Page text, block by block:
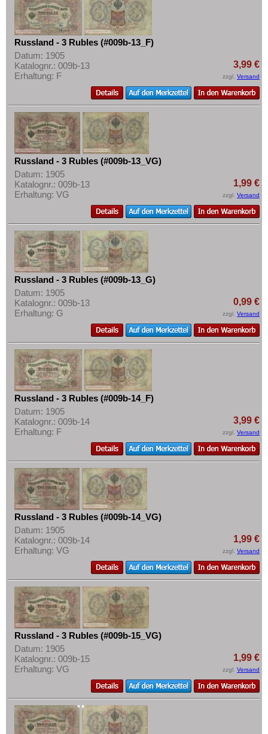
Russland - 3 Rubles (#009b-13_F)
Datum: 1905
Katalognr.: 009b-13
Erhaltung: F
3,99 €
zzgl. Versand
Russland - 3 Rubles (#009b-13_VG)
Datum: 1905
Katalognr.: 009b-13
Erhaltung: VG
1,99 €
zzgl. Versand
Russland - 3 Rubles (#009b-13_G)
Datum: 1905
Katalognr.: 009b-13
Erhaltung: G
0,99 €
zzgl. Versand
Russland - 3 Rubles (#009b-14_F)
Datum: 1905
Katalognr.: 009b-14
Erhaltung: F
3,99 €
zzgl. Versand
Russland - 3 Rubles (#009b-14_VG)
Datum: 1905
Katalognr.: 009b-14
Erhaltung: VG
1,99 €
zzgl. Versand
Russland - 3 Rubles (#009b-15_VG)
Datum: 1905
Katalognr.: 009b-15
Erhaltung: VG
1,99 €
zzgl. Versand